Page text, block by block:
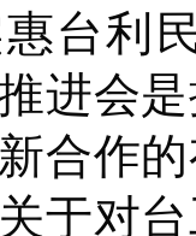
台利
进会
合作
于对